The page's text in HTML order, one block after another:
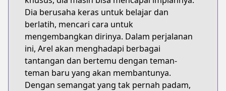
Dia berusaha keras untuk belajar dan
berlatih, mencari cara untuk
mengembangkan dirinya. Dalam perjalanan
ini, Arel akan menghadapi berbagai
tantangan dan bertemu dengan teman-
teman baru yang akan membantunya.
Dengan semangat yang tak pernah padam,